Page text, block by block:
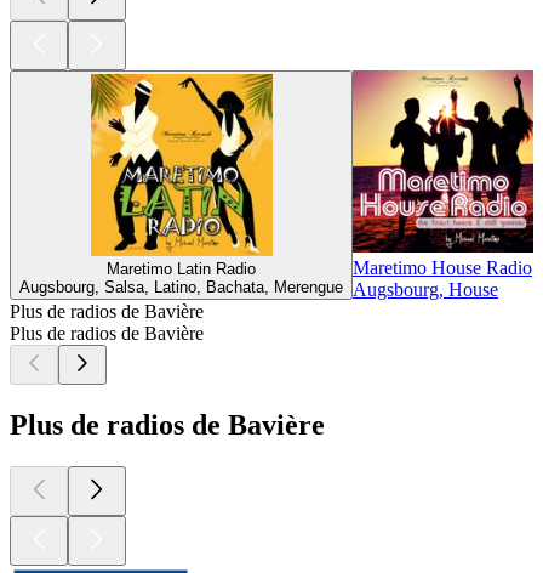
Maretimo Latin Radio
Augsbourg, Salsa, Latino, Bachata, Merengue
Maretimo House Radio
Augsbourg, House
Plus de radios de Bavière
Plus de radios de Bavière
Plus de radios de Bavière